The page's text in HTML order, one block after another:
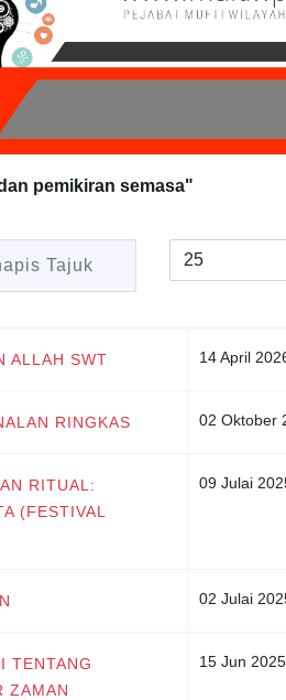
pemikiran semasa"
Tajuk Papar #
ALLAH SWT 14 April
RINGKAS 02 Oktober
RITUAL:
(FESTIVAL
09 Julai
02 Julai
TENTANG
ZAMAN
15 Jun 2025